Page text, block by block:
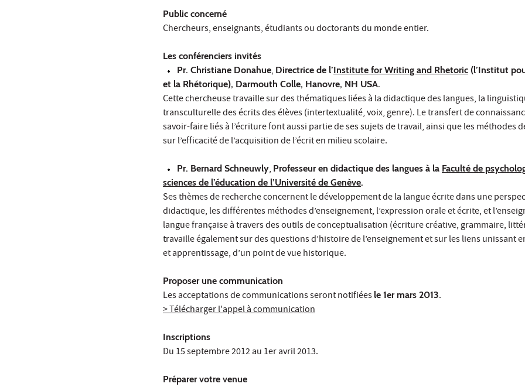
Public concerné
Chercheurs, enseignants, étudiants ou doctorants du monde entier.
Les conférenciers invités
Pr. Christiane Donahue, Directrice de l’Institute for Writing and Rhetoric (l’Institut
et la Rhétorique), Darmouth Colle, Hanovre, NH USA.
Cette chercheuse travaille sur des thématiques liées à la didactique des langues, la
transculturelle des écrits des élèves (intertextualité, voix, genre). Le transfert de
savoir-faire liés à l’écriture font aussi partie de ses sujets de travail, ainsi que les méthodes
sur l’efficacité de l’acquisition de l’écrit en milieu scolaire.
Pr. Bernard Schneuwly, Professeur en didactique des langues à la Faculté de
sciences de l’éducation de l’Université de Genève.
Ses thèmes de recherche concernent le développement de la langue écrite dans une
didactique, les différentes méthodes d’enseignement, l’expression orale et écrite, et
langue française à travers des outils de conceptualisation (écriture créative, grammaire,
travaille également sur des questions d’histoire de l’enseignement et sur les liens unissant
et apprentissage, d’un point de vue historique.
Proposer une communication
Les acceptations de communications seront notifiées le 1er mars 2013.
> Télécharger l'appel à communication
Inscriptions
Du 15 septembre 2012 au 1er avril 2013.
Préparer votre venue